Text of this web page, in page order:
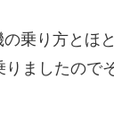
乗り方とほ
ましたので